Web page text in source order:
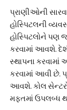
પ્રાણીઓની
હોસ્પિટલની
હોસ્પિટલોને પણ
કરવામાં આવશે.
સ્થાપના
કરવામાં આવી છે.
આવશે. કોલ
મફતમાં ઉપલબ્ધ